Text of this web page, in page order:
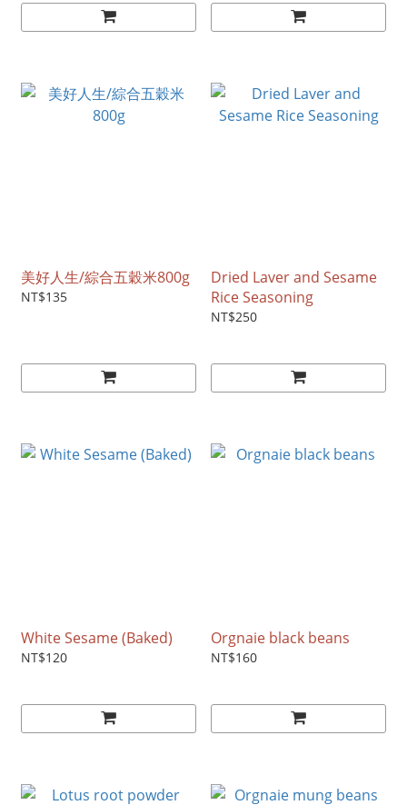
美好人生/綜合五穀米800g
NT$135
Dried Laver and Sesame
Rice Seasoning
NT$250
White Sesame (Baked)
NT$120
Orgnaie black beans
NT$160